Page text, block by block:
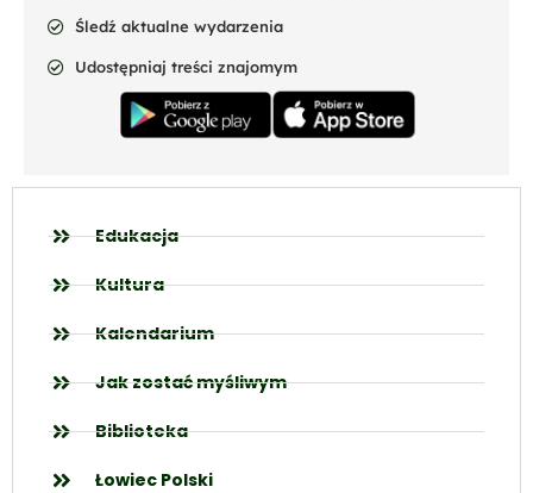
Śledź aktualne wydarzenia
Udostępniaj treści znajomym
Edukacja
Kultura
Kalendarium
Jak zostać myśliwym
Biblioteka
Łowiec Polski